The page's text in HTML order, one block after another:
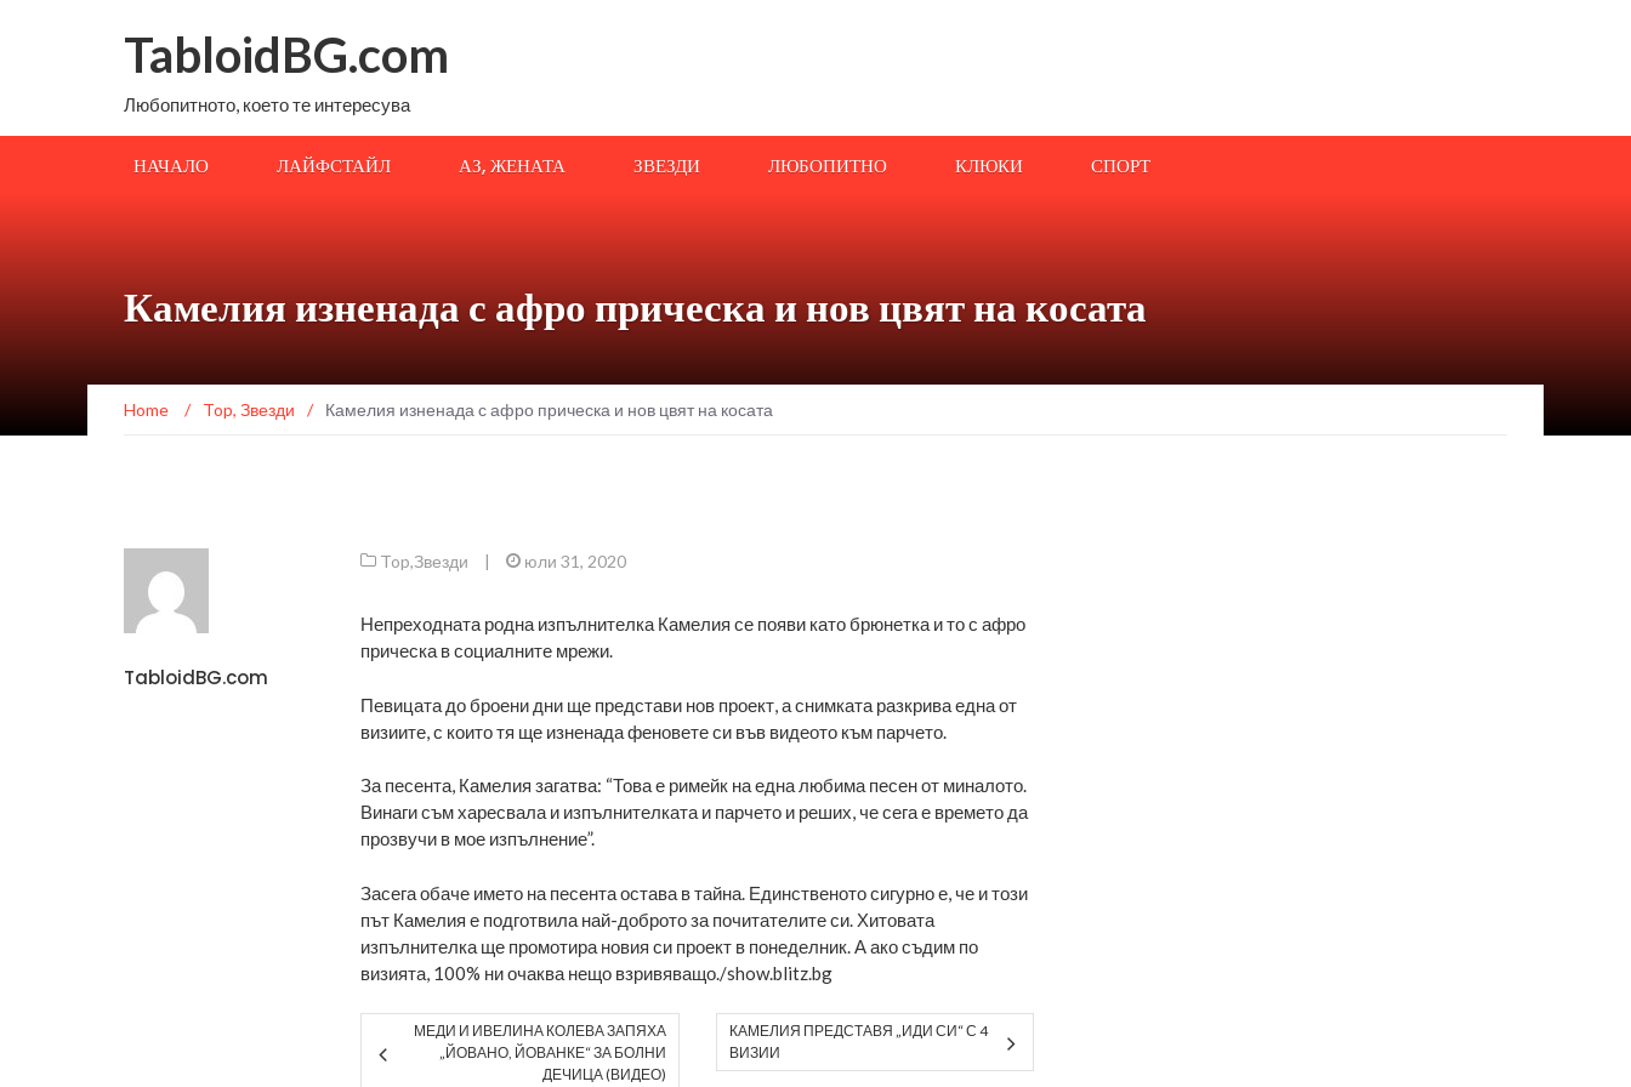
TabloidBG.com
Любопитното, което те интересува
НАЧАЛО ЛАЙФСТАЙЛ АЗ, ЖЕНАТА ЗВЕЗДИ ЛЮБОПИТНО КЛЮКИ СПОРТ
Камелия изненада с афро прическа и нов цвят на косата
Home / Top, Звезди / Камелия изненада с афро прическа и нов цвят на косата
TabloidBG.com
Top,Звезди | юли 31, 2020
Непреходната родна изпълнителка Камелия се появи като брюнетка и то с афро
прическа в социалните мрежи.
Певицата до броени дни ще представи нов проект, а снимката разкрива една от
визиите, с които тя ще изненада феновете си във видеото към парчето.
За песента, Камелия загатва: “Това е римейк на една любима песен от миналото.
Винаги съм харесвала и изпълнителката и парчето и реших, че сега е времето да
прозвучи в мое изпълнение”.
Засега обаче името на песента остава в тайна. Единственото сигурно е, че и този
път Камелия е подготвила най-доброто за почитателите си. Хитовата
изпълнителка ще промотира новия си проект в понеделник. А ако съдим по
визията, 100% ни очаква нещо взривяващо./show.blitz.bg
МЕДИ И ИВЕЛИНА КОЛЕВА ЗАПЯХА
„ЙОВАНО, ЙОВАНКЕ“ ЗА БОЛНИ
ДЕЧИЦА (ВИДЕО)
КАМЕЛИЯ ПРЕДСТАВЯ „ИДИ СИ“ С 4
ВИЗИИ